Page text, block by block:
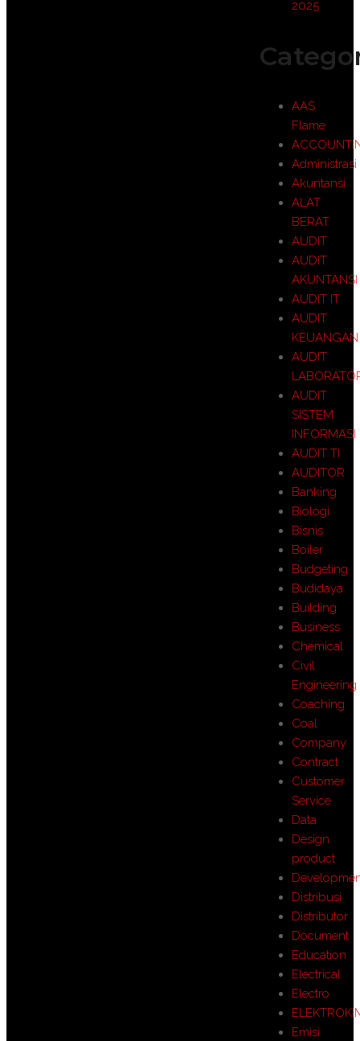
2025
AAS
Flame
Administrasi
Akuntansi
ALAT
BERAT
AUDIT
AUDIT
AKUNTANSI
AUDIT IT
AUDIT
KEUANGAN
AUDIT
AUDIT
SISTEM
INFORMASI
AUDIT TI
AUDITOR
Banking
Biologi
Bisnis
Boiler
Budgeting
Budidaya
Building
Business
Chemical
Civil
Engineering
Coaching
Coal
Company
Contract
Customer
Service
Data
Design
product
Distribusi
Distributor
Document
Education
Electrical
Electro
Emisi